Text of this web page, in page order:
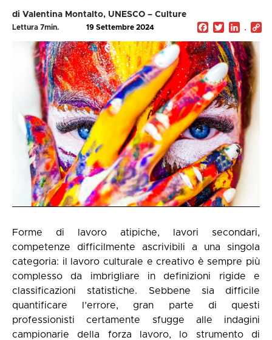
di Valentina Montalto, UNESCO – Culture
Lettura 7min. 19 Settembre 2024 Facebook
Twitter
Forme di lavoro atipiche, lavori secondari,
competenze difficilmente ascrivibili a una singola
categoria: il lavoro culturale e creativo è sempre più
complesso da imbrigliare in definizioni rigide e
classificazioni statistiche. Sebbene sia difficile
quantificare l’errore, gran parte di questi
professionisti certamente sfugge alle indagini
campionarie della forza lavoro, lo strumento di